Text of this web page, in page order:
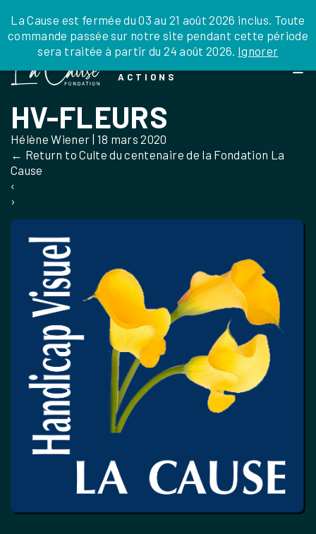
to
the
La Cause est fermée du 03 au 21 août 2026 inclus. Toute
commande passée sur notre site pendant cette période
sera traitée à partir du 24 août 2026. Ignorer
JE DONNE JE PARRAINE NOUS SOUTENIR
DEPUIS LA FRANCE
DEPUIS L’INTERNATIONAL
EN TANT QU’ORGANISATION
LEGS, LIBÉRALITÉS
0 ARTICLE
ACTIONS
HV-FLEURS
Hélène Wiener | 18 mars 2020
← Return to Culte du centenaire de la Fondation La
Cause
‹
›